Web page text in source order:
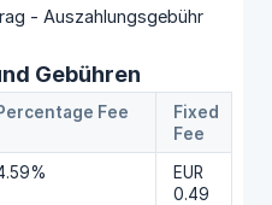
- Auszahlungsgebühr
Gebühren
Fee
Fixed
Fee
EUR
0.49